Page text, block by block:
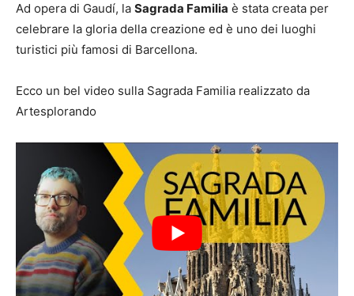
Ad opera di Gaudí, la Sagrada Familia è stata creata per
celebrare la gloria della creazione ed è uno dei luoghi
turistici più famosi di Barcellona.
Ecco un bel video sulla Sagrada Familia realizzato da
Artesplorando